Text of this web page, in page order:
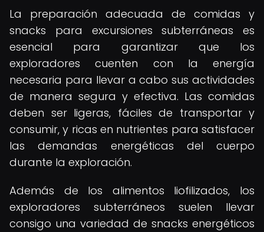
La preparación adecuada de comidas y
snacks para excursiones subterráneas es
esencial para garantizar que los
exploradores cuenten con la energía
necesaria para llevar a cabo sus actividades
de manera segura y efectiva. Las comidas
deben ser ligeras, fáciles de transportar y
consumir, y ricas en nutrientes para satisfacer
las demandas energéticas del cuerpo
durante la exploración.
Además de los alimentos liofilizados, los
exploradores subterráneos suelen llevar
consigo una variedad de snacks energéticos